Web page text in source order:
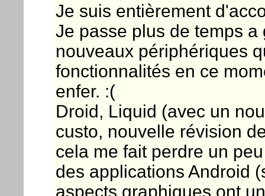
Je suis entièrement
Je passe plus de temps
nouveaux périphériques
fonctionnalités en ce
enfer. :(
Droid, Liquid (avec un
custo, nouvelle révision
cela me fait perdre un
des applications Android
aspects graphiques ont